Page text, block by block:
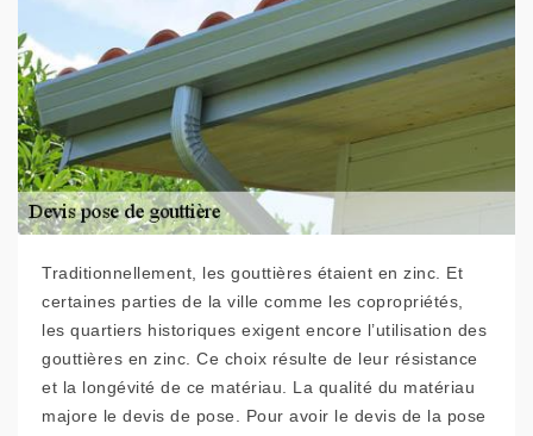
Traditionnellement, les gouttières étaient en zinc. Et
certaines parties de la ville comme les copropriétés,
les quartiers historiques exigent encore l’utilisation des
gouttières en zinc. Ce choix résulte de leur résistance
et la longévité de ce matériau. La qualité du matériau
majore le devis de pose. Pour avoir le devis de la pose